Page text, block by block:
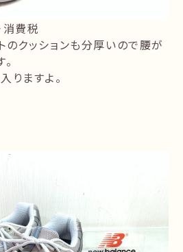
消費税
のクッションも分厚いので腰が
りますよ。